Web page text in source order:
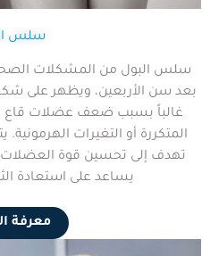
سلس
سلس البول من المشكلات
بعد سن الأربعين، ويظهر على
غالباً بسبب ضعف عضلات قاع
المتكررة أو التغيرات الهرمونية.
تهدف إلى تحسين قوة العضلات
يساعد على استعادة
معرفة